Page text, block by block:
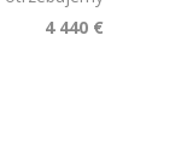
4 440 €